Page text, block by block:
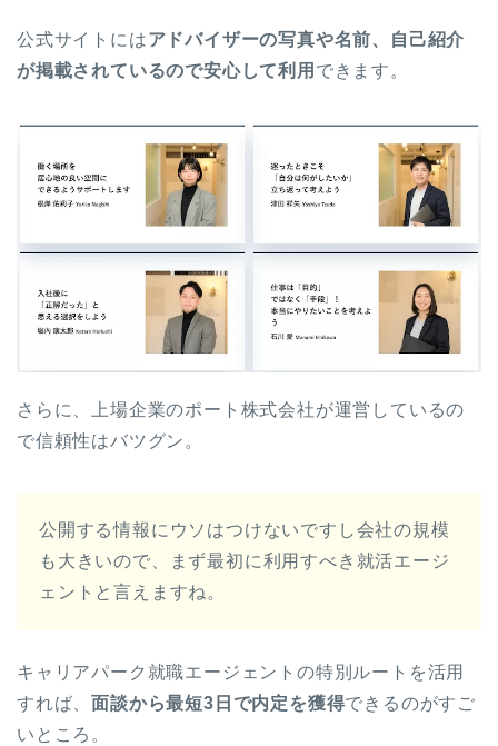
公式サイトにはアドバイザーの写真や名前、自己紹介
が掲載されているので安心して利用 できます。
さらに、上場企業のポート株式会社が運営しているの
で信頼性はバツグン。
公開する情報にウソはつけないですし会社の規模
も大きいので、まず最初に利用すべき就活エージ
ェントと言えますね。
キャリアパーク就職エージェントの特別ルートを活用
すれば、面談から最短3日で内定を獲得できるのがすご
いところ。